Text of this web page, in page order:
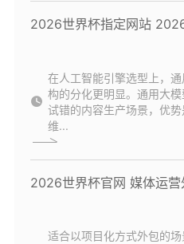
2026世界杯指定网站
在人工智能引擎选型上，
构的分化更明显。通用大
试错的内容生产场景，优
维...
2026世界杯官网 媒体运营
适合以项目化方式外包的